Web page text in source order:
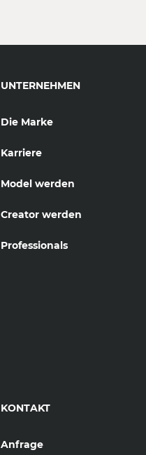
UNTERNEHMEN
Die Marke
Karriere
Model werden
Creator werden
Professionals
KONTAKT
Anfrage